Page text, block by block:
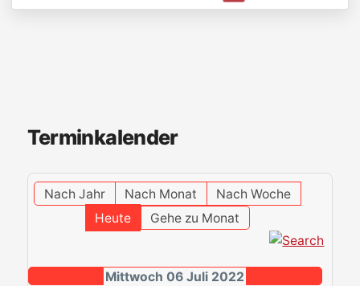
Terminkalender
Nach Jahr Nach Monat
Nach Woche
Heute
Gehe zu Monat
Mittwoch 06 Juli 2022